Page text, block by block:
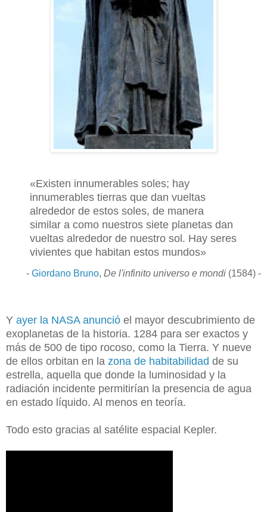
«Existen innumerables soles; hay
innumerables tierras que dan vueltas
alrededor de estos soles, de manera
similar a como nuestros siete planetas dan
vueltas alrededor de nuestro sol. Hay seres
vivientes que habitan estos mundos»
- Giordano Bruno, De l'infinito universo e mondi (1584) -
Y ayer la NASA anunció el mayor descubrimiento de
exoplanetas de la historia. 1284 para ser exactos y
más de 500 de tipo rocoso, como la Tierra. Y nueve
de ellos orbitan en la zona de habitabilidad de su
estrella, aquella que donde la luminosidad y la
radiación incidente permitirían la presencia de agua
en estado líquido. Al menos en teoría.
Todo esto gracias al satélite espacial Kepler.